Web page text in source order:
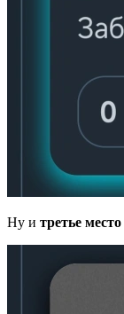
Ну и третье место